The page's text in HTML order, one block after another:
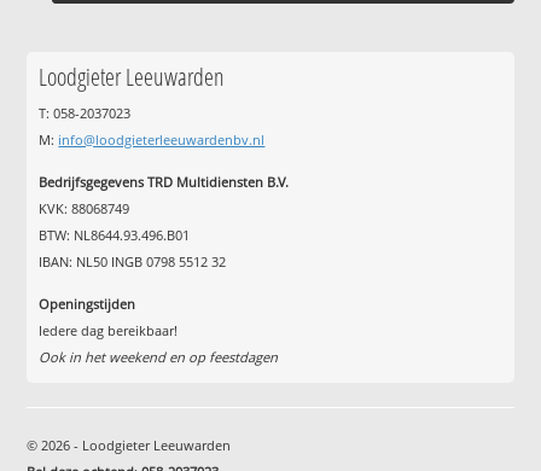
Loodgieter Leeuwarden
T: 058-2037023
M: info@loodgieterleeuwardenbv.nl
Bedrijfsgegevens TRD Multidiensten B.V.
KVK: 88068749
BTW: NL8644.93.496.B01
IBAN: NL50 INGB 0798 5512 32
Openingstijden
Iedere dag bereikbaar!
Ook in het weekend en op feestdagen
© 2026 - Loodgieter Leeuwarden